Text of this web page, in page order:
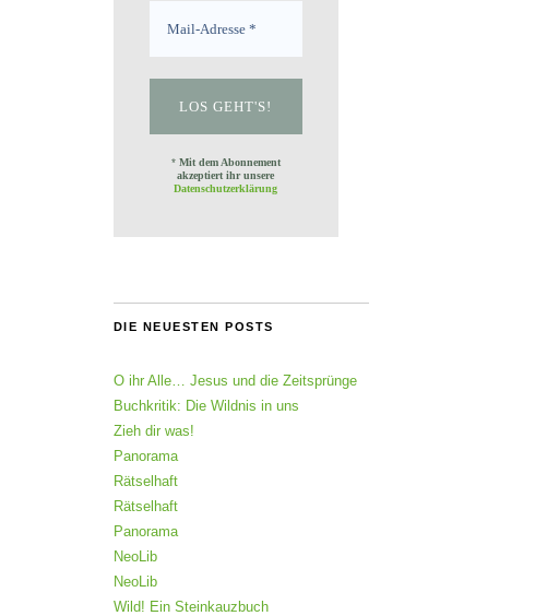
* Mit dem Abonnement
akzeptiert ihr unsere
Datenschutzerklärung
DIE NEUESTEN POSTS
O ihr Alle… Jesus und die Zeitsprünge
Buchkritik: Die Wildnis in uns
Zieh dir was!
Panorama
Rätselhaft
Rätselhaft
Panorama
NeoLib
NeoLib
Wild! Ein Steinkauzbuch